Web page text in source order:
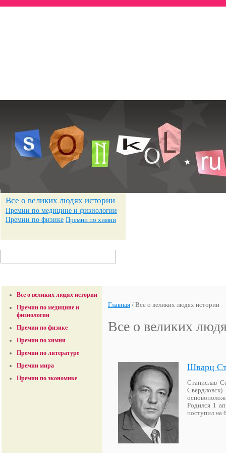
Все о великих людях истории
Премии по медицине и физиологии
Премии по физике Премии по химии
Все о великих людях истории
Премии по медицине и
физиологии
Премии по физике
Премии по химии
Премии по литературе
Премии мира
Премии по экономике
Главная / Все о великих людях истории
Все о великих
Шварц
Станислав
Родился 1
поступил на